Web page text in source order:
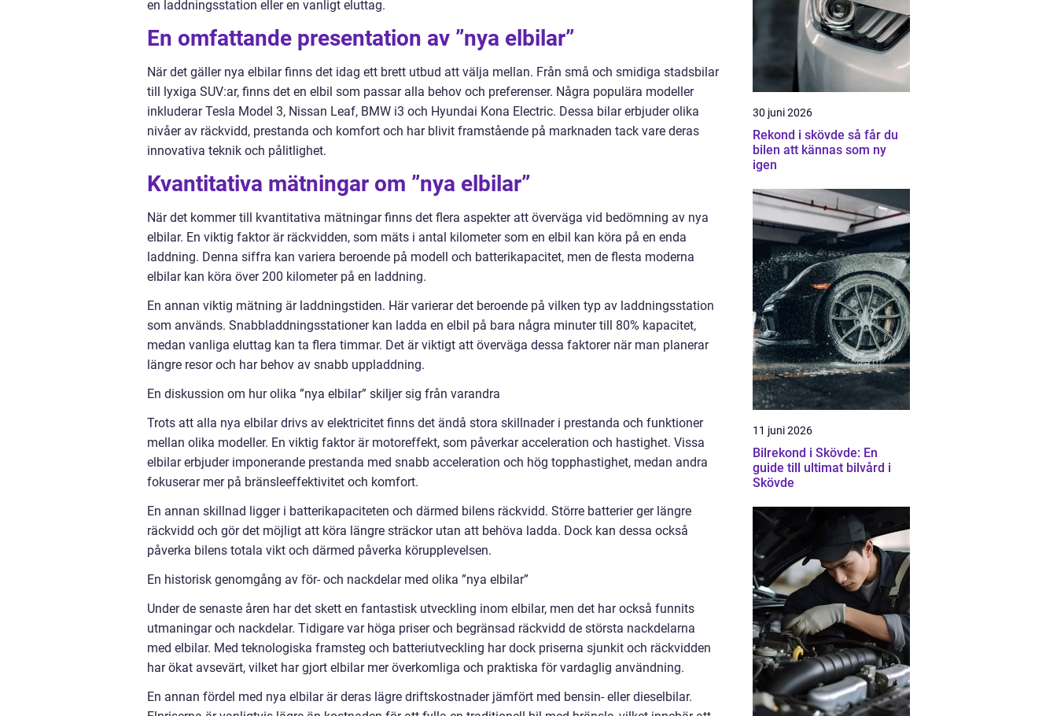
en laddningsstation eller en vanligt eluttag.
En omfattande presentation av ”nya elbilar”
När det gäller nya elbilar finns det idag ett brett utbud att välja mellan. Från små och smidiga stadsbilar
till lyxiga SUV:ar, finns det en elbil som passar alla behov och preferenser. Några populära modeller
inkluderar Tesla Model 3, Nissan Leaf, BMW i3 och Hyundai Kona Electric. Dessa bilar erbjuder olika
nivåer av räckvidd, prestanda och komfort och har blivit framstående på marknaden tack vare deras
innovativa teknik och pålitlighet.
Kvantitativa mätningar om ”nya elbilar”
När det kommer till kvantitativa mätningar finns det flera aspekter att överväga vid bedömning av nya
elbilar. En viktig faktor är räckvidden, som mäts i antal kilometer som en elbil kan köra på en enda
laddning. Denna siffra kan variera beroende på modell och batterikapacitet, men de flesta moderna
elbilar kan köra över 200 kilometer på en laddning.
En annan viktig mätning är laddningstiden. Här varierar det beroende på vilken typ av laddningsstation
som används. Snabbladdningsstationer kan ladda en elbil på bara några minuter till 80% kapacitet,
medan vanliga eluttag kan ta flera timmar. Det är viktigt att överväga dessa faktorer när man planerar
längre resor och har behov av snabb uppladdning.
En diskussion om hur olika ”nya elbilar” skiljer sig från varandra
Trots att alla nya elbilar drivs av elektricitet finns det ändå stora skillnader i prestanda och funktioner
mellan olika modeller. En viktig faktor är motoreffekt, som påverkar acceleration och hastighet. Vissa
elbilar erbjuder imponerande prestanda med snabb acceleration och hög topphastighet, medan andra
fokuserar mer på bränsleeffektivitet och komfort.
En annan skillnad ligger i batterikapaciteten och därmed bilens räckvidd. Större batterier ger längre
räckvidd och gör det möjligt att köra längre sträckor utan att behöva ladda. Dock kan dessa också
påverka bilens totala vikt och därmed påverka körupplevelsen.
En historisk genomgång av för- och nackdelar med olika ”nya elbilar”
Under de senaste åren har det skett en fantastisk utveckling inom elbilar, men det har också funnits
utmaningar och nackdelar. Tidigare var höga priser och begränsad räckvidd de största nackdelarna
med elbilar. Med teknologiska framsteg och batteriutveckling har dock priserna sjunkit och räckvidden
har ökat avsevärt, vilket har gjort elbilar mer överkomliga och praktiska för vardaglig användning.
En annan fördel med nya elbilar är deras lägre driftskostnader jämfört med bensin- eller dieselbilar.
30 juni 2026
Rekond i skövde så får du
bilen att kännas som ny
igen
11 juni 2026
Bilrekond i Skövde: En
guide till ultimat bilvård i
Skövde